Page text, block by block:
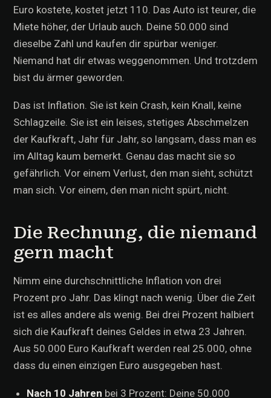
Euro kostete, kostet jetzt 110. Das Auto ist teurer, die
Miete höher, der Urlaub auch. Deine 50.000 sind
dieselbe Zahl und kaufen dir spürbar weniger.
Niemand hat dir etwas weggenommen. Und trotzdem
bist du ärmer geworden.
Das ist Inflation. Sie ist kein Crash, kein Knall, keine
Schlagzeile. Sie ist ein leises, stetiges Abschmelzen
der Kaufkraft, Jahr für Jahr, so langsam, dass man es
im Alltag kaum bemerkt. Genau das macht sie so
gefährlich. Vor einem Verlust, den man sieht, schützt
man sich. Vor einem, den man nicht spürt, nicht.
Die Rechnung, die niemand
gern macht
Nimm eine durchschnittliche Inflation von drei
Prozent pro Jahr. Das klingt nach wenig. Über die Zeit
ist es alles andere als wenig. Bei drei Prozent halbiert
sich die Kaufkraft deines Geldes in etwa 23 Jahren.
Aus 50.000 Euro Kaufkraft werden real 25.000, ohne
dass du einen einzigen Euro ausgegeben hast.
Nach 10 Jahren bei 3 Prozent: Deine 50.000